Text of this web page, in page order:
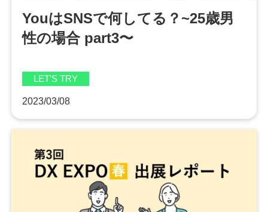
YouはSNSで何してる？~25歳男
性の場合 part3〜
LET'S TRY
2023/03/08